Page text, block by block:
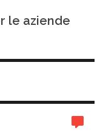
le aziende